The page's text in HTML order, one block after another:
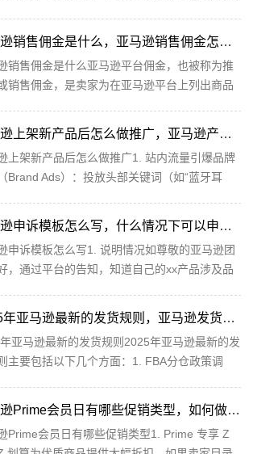
亚马逊销售佣金是什么，亚马逊销售佣金怎么算
销售佣金是什么亚马逊平台佣金，也被称为推
销售佣金，是卖家为在亚马逊平台上列出商品
亚马逊上架新产品后怎么做推广，亚马逊产品上架注意事项
上架新产品后怎么做推广1. 站内流量引爆品牌
Brand Ads）：投放头部关键词（如“蓝牙耳
亚马逊申诉模板怎么写，什么情况下可以申诉成功
申诉模板怎么写1. 说明情况如尊敬的亚马逊团
，通过平台的告知，知道自己的xx产品涉及品
2025年亚马逊最新的发货规则，亚马逊发货FBA走海运一般发什么物流
亚马逊最新的发货规则2025年亚马逊最新的发
主要包括以下几个方面：1. FBA分仓政策调
亚马逊Prime会员日有哪些促销类型，如何做好亚马逊Prime会员日促销活动
Prime会员日有哪些促销类型1. Prime 专享 Z